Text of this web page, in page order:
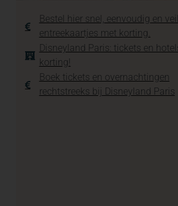
Bestel hier snel, eenvoudig en
entreekaartjes met korting.
Disneyland Paris: tickets en
korting!
Boek tickets en overnachtingen
rechtstreeks bij Disneyland Paris